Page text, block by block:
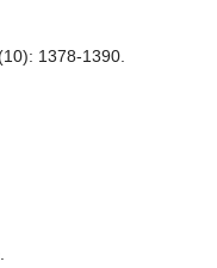
1378-1390.